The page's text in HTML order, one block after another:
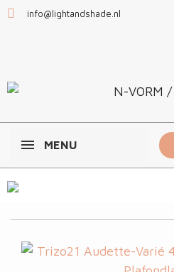
info@lightandshade.nl
MENU